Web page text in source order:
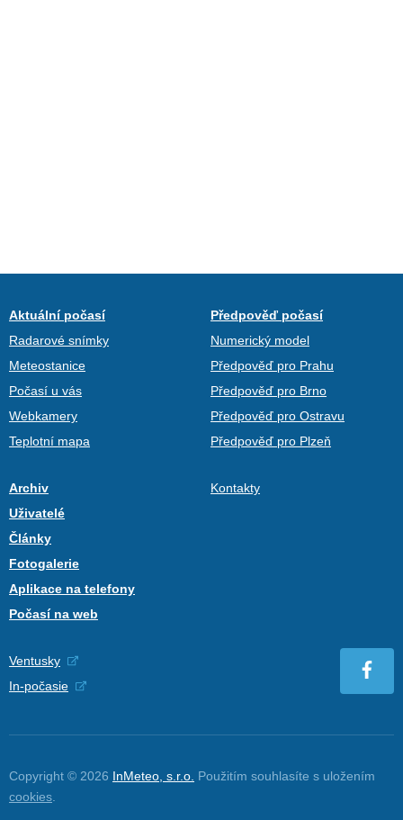
Aktuální počasí
Radarové snímky
Meteostanice
Počasí u vás
Webkamery
Teplotní mapa
Předpověď počasí
Numerický model
Předpověď pro Prahu
Předpověď pro Brno
Předpověď pro Ostravu
Předpověď pro Plzeň
Archiv
Uživatelé
Články
Fotogalerie
Aplikace na telefony
Počasí na web
Kontakty
Ventusky
In-počasie
Copyright © 2026 InMeteo, s.r.o. Použitím souhlasíte s uložením
cookies